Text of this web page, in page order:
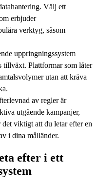
Välj ett
erbjuder
verktyg, såsom
uppringningssystem
tillväxt. Plattformar som låter
utan att kräva
av regler är
utgående kampanjer,
viktigt att du letar efter en
i dina målländer.
efter i ett